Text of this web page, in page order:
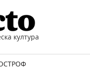
култура